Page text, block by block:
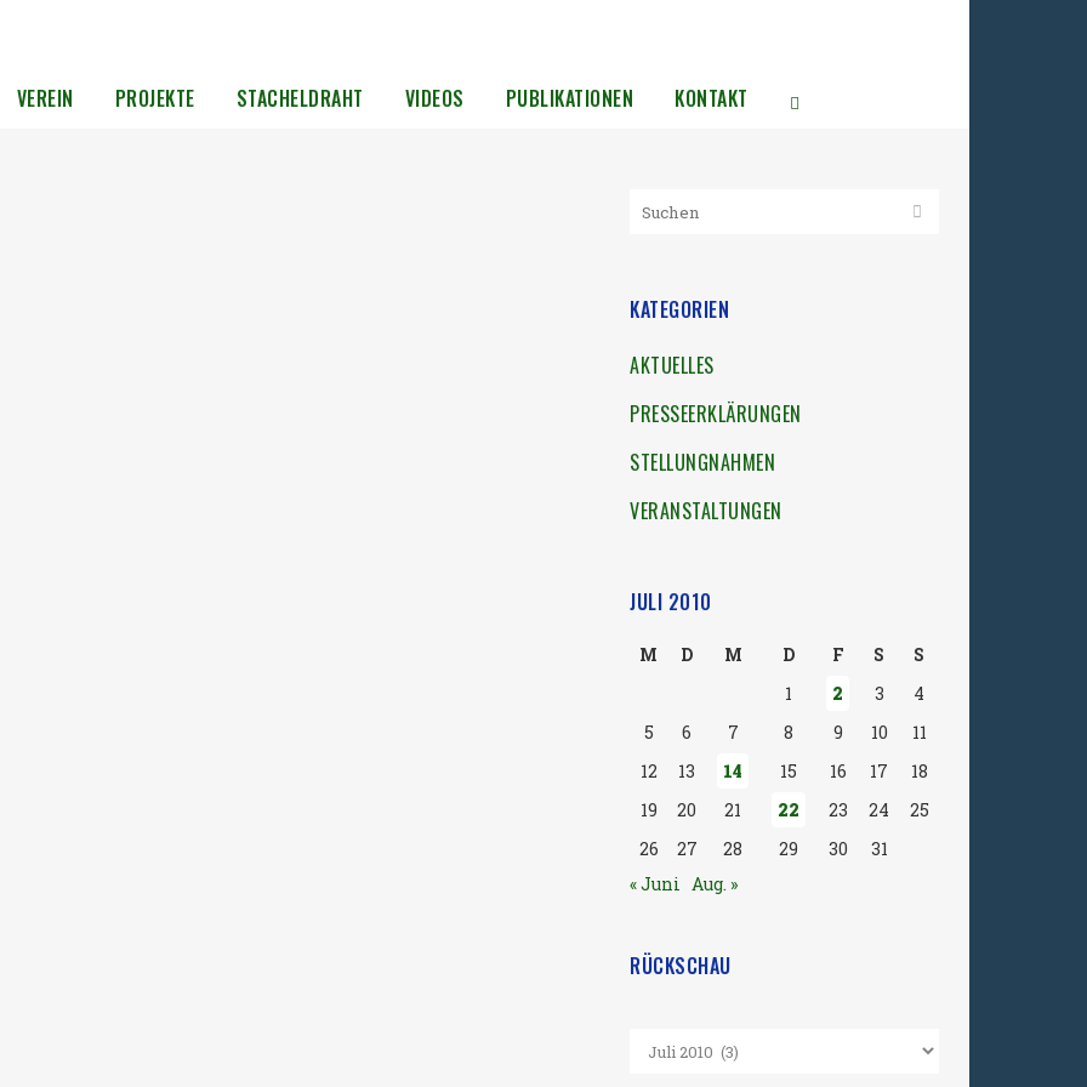
VEREIN PROJEKTE STACHELDRAHT VIDEOS PUBLIKATIONEN KONTAKT
KATEGORIEN
AKTUELLES
PRESSEERKLÄRUNGEN
STELLUNGNAHMEN
VERANSTALTUNGEN
JULI 2010
M D M D F S
S
1
2 3
4
5
6 7 8 9 10
11
12
13 14 15 16 17
18
19
20 21 22 23 24
25
26
27 28 29 30
31
« Juni Aug. »
RÜCKSCHAU